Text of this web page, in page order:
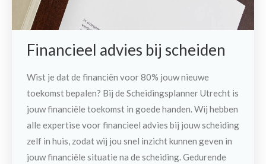
Financieel advies bij scheiden
Wist je dat de financiën voor 80% jouw nieuwe
toekomst bepalen? Bij de Scheidingsplanner Utrecht is
jouw financiële toekomst in goede handen. Wij hebben
alle expertise voor financieel advies bij jouw scheiding
zelf in huis, zodat wij jou snel inzicht kunnen geven in
jouw financiële situatie na de scheiding. Gedurende